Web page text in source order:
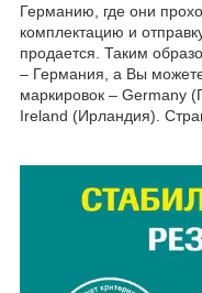
Германию, где они
комплектацию и
продается. Таким
– Германия, а Вы
маркировок – Germany
Ireland (Ирландия).